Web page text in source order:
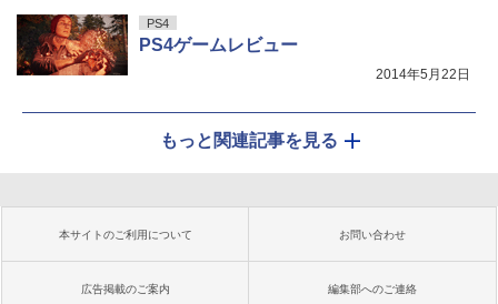
PS4
PS4ゲームレビュー
2014年5月22日
もっと関連記事を見る
本サイトのご利用について お問い合わせ
広告掲載のご案内 編集部へのご連絡